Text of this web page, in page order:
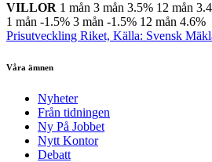
VILLOR 1 mån 3 mån 3.5% 12 mån
1 mån -1.5% 3 mån -1.5% 12 mån 4.6%
Prisutveckling Riket, Källa: Svensk
Våra ämnen
Nyheter
Från tidningen
Ny På Jobbet
Nytt Kontor
Debatt